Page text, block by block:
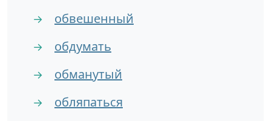
→ обвешенный
→ обдумать
→ обманутый
→ обляпаться